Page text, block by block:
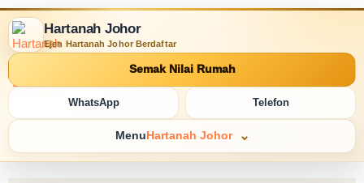
Hartanah Johor
Ejen Hartanah Johor Berdaftar
Semak Nilai Rumah
WhatsApp Telefon
Menu Hartanah Johor